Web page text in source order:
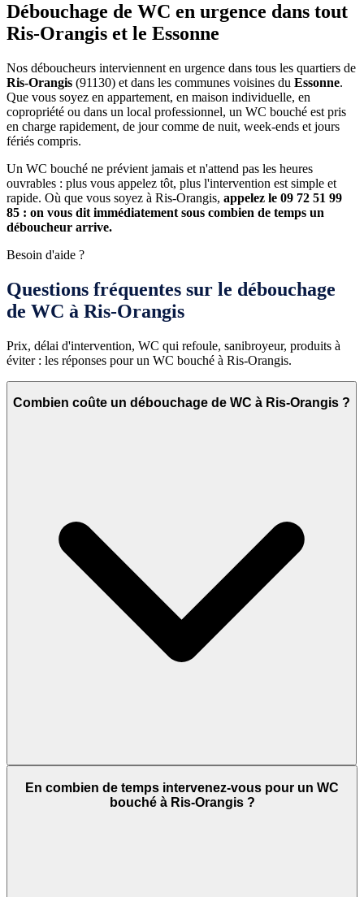
Débouchage de WC en urgence dans tout
Ris-Orangis et le Essonne
Nos déboucheurs interviennent en urgence dans tous les quartiers de
Ris-Orangis (91130) et dans les communes voisines du Essonne.
Que vous soyez en appartement, en maison individuelle, en
copropriété ou dans un local professionnel, un WC bouché est pris
en charge rapidement, de jour comme de nuit, week-ends et jours
fériés compris.
Un WC bouché ne prévient jamais et n'attend pas les heures
ouvrables : plus vous appelez tôt, plus l'intervention est simple et
rapide. Où que vous soyez à Ris-Orangis, appelez le 09 72 51 99
85 : on vous dit immédiatement sous combien de temps un
déboucheur arrive.
Besoin d'aide ?
Questions fréquentes sur le débouchage
de WC à Ris-Orangis
Prix, délai d'intervention, WC qui refoule, sanibroyeur, produits à
éviter : les réponses pour un WC bouché à Ris-Orangis.
Combien coûte un débouchage de WC à Ris-Orangis ?
En combien de temps intervenez-vous pour un WC
bouché à Ris-Orangis ?